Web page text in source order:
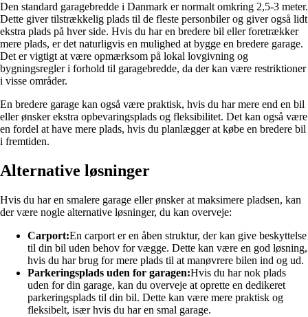
Den standard garagebredde i Danmark er normalt omkring 2,5-3 meter.
Dette giver tilstrækkelig plads til de fleste personbiler og giver også lidt
ekstra plads på hver side. Hvis du har en bredere bil eller foretrækker
mere plads, er det naturligvis en mulighed at bygge en bredere garage.
Det er vigtigt at være opmærksom på lokal lovgivning og
bygningsregler i forhold til garagebredde, da der kan være restriktioner
i visse områder.
En bredere garage kan også være praktisk, hvis du har mere end en bil
eller ønsker ekstra opbevaringsplads og fleksibilitet. Det kan også være
en fordel at have mere plads, hvis du planlægger at købe en bredere bil
i fremtiden.
Alternative løsninger
Hvis du har en smalere garage eller ønsker at maksimere pladsen, kan
der være nogle alternative løsninger, du kan overveje:
Carport:En carport er en åben struktur, der kan give beskyttelse
til din bil uden behov for vægge. Dette kan være en god løsning,
hvis du har brug for mere plads til at manøvrere bilen ind og ud.
Parkeringsplads uden for garagen:Hvis du har nok plads
uden for din garage, kan du overveje at oprette en dedikeret
parkeringsplads til din bil. Dette kan være mere praktisk og
fleksibelt, især hvis du har en smal garage.